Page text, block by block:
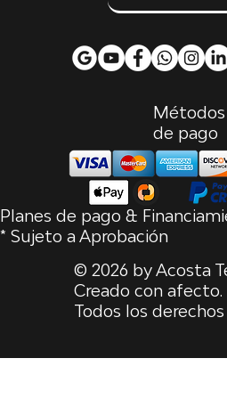
© 2026 by Acosta
Creado con afecto.
Todos los
Métodos
de pago
Planes de pago &
* Sujeto a Aprobación